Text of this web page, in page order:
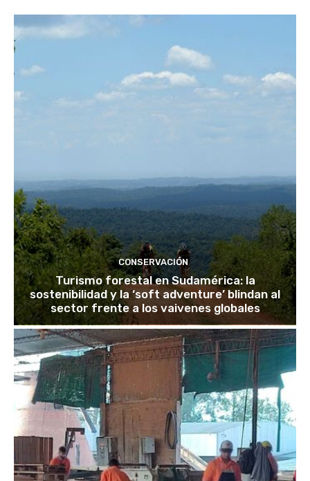
CONSERVACIÓN
Turismo forestal en Sudamérica: la
sostenibilidad y la ‘soft adventure’ blindan al
sector frente a los vaivenes globales